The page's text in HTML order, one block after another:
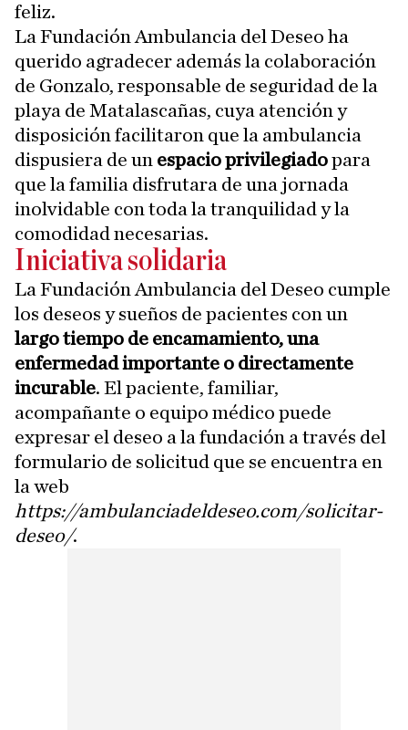
feliz.
La Fundación Ambulancia del Deseo ha
querido agradecer además la colaboración
de Gonzalo, responsable de seguridad de la
playa de Matalascañas, cuya atención y
disposición facilitaron que la ambulancia
dispusiera de un espacio privilegiadopara
que la familia disfrutara de una jornada
inolvidable con toda la tranquilidad y la
comodidad necesarias.
Iniciativa solidaria
La Fundación Ambulancia del Deseo cumple
los deseos y sueños de pacientes con un
largo tiempo de encamamiento, una
enfermedad importante o directamente
incurable. El paciente, familiar,
acompañante o equipo médico puede
expresar el deseo a la fundación a través del
formulario de solicitud que se encuentra en
la web
https://ambulanciadeldeseo.com/solicitar-
deseo/.